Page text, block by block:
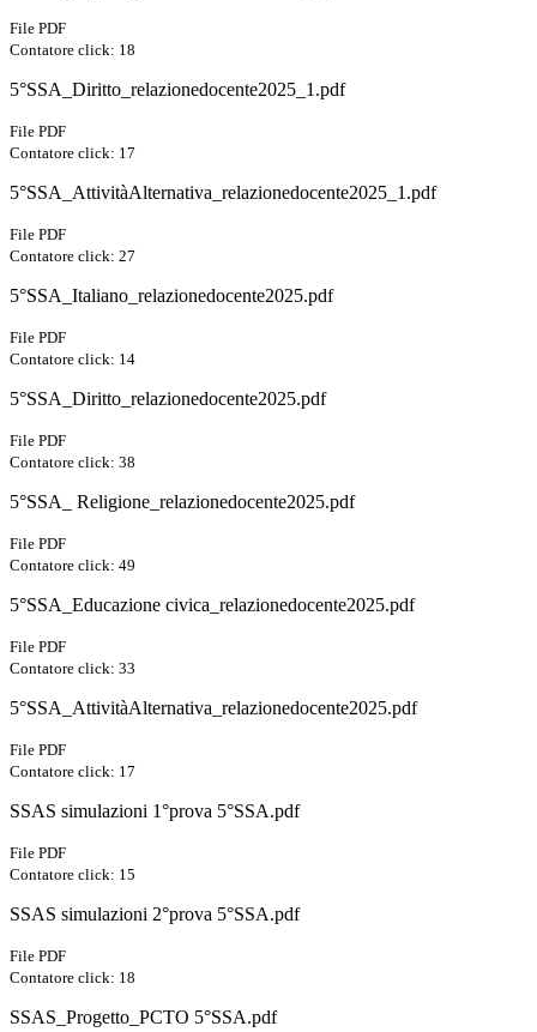
File PDF
Contatore click: 18
5°SSA_Diritto_relazionedocente2025_1.pdf
File PDF
Contatore click: 17
5°SSA_AttivitàAlternativa_relazionedocente2025_1.pdf
File PDF
Contatore click: 27
5°SSA_Italiano_relazionedocente2025.pdf
File PDF
Contatore click: 14
5°SSA_Diritto_relazionedocente2025.pdf
File PDF
Contatore click: 38
5°SSA_ Religione_relazionedocente2025.pdf
File PDF
Contatore click: 49
5°SSA_Educazione civica_relazionedocente2025.pdf
File PDF
Contatore click: 33
5°SSA_AttivitàAlternativa_relazionedocente2025.pdf
File PDF
Contatore click: 17
SSAS simulazioni 1°prova 5°SSA.pdf
File PDF
Contatore click: 15
SSAS simulazioni 2°prova 5°SSA.pdf
File PDF
Contatore click: 18
SSAS_Progetto_PCTO 5°SSA.pdf